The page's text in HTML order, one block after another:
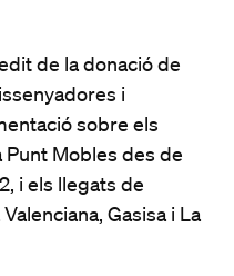
de la donació de
i
sobre els
Mobles des de
i els llegats de
Gasisa i La